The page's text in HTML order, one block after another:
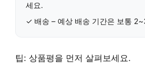
세요.
✓ 배송 – 예상 배송 기간은 보통
팁: 상품평을 먼저 살펴보세요.